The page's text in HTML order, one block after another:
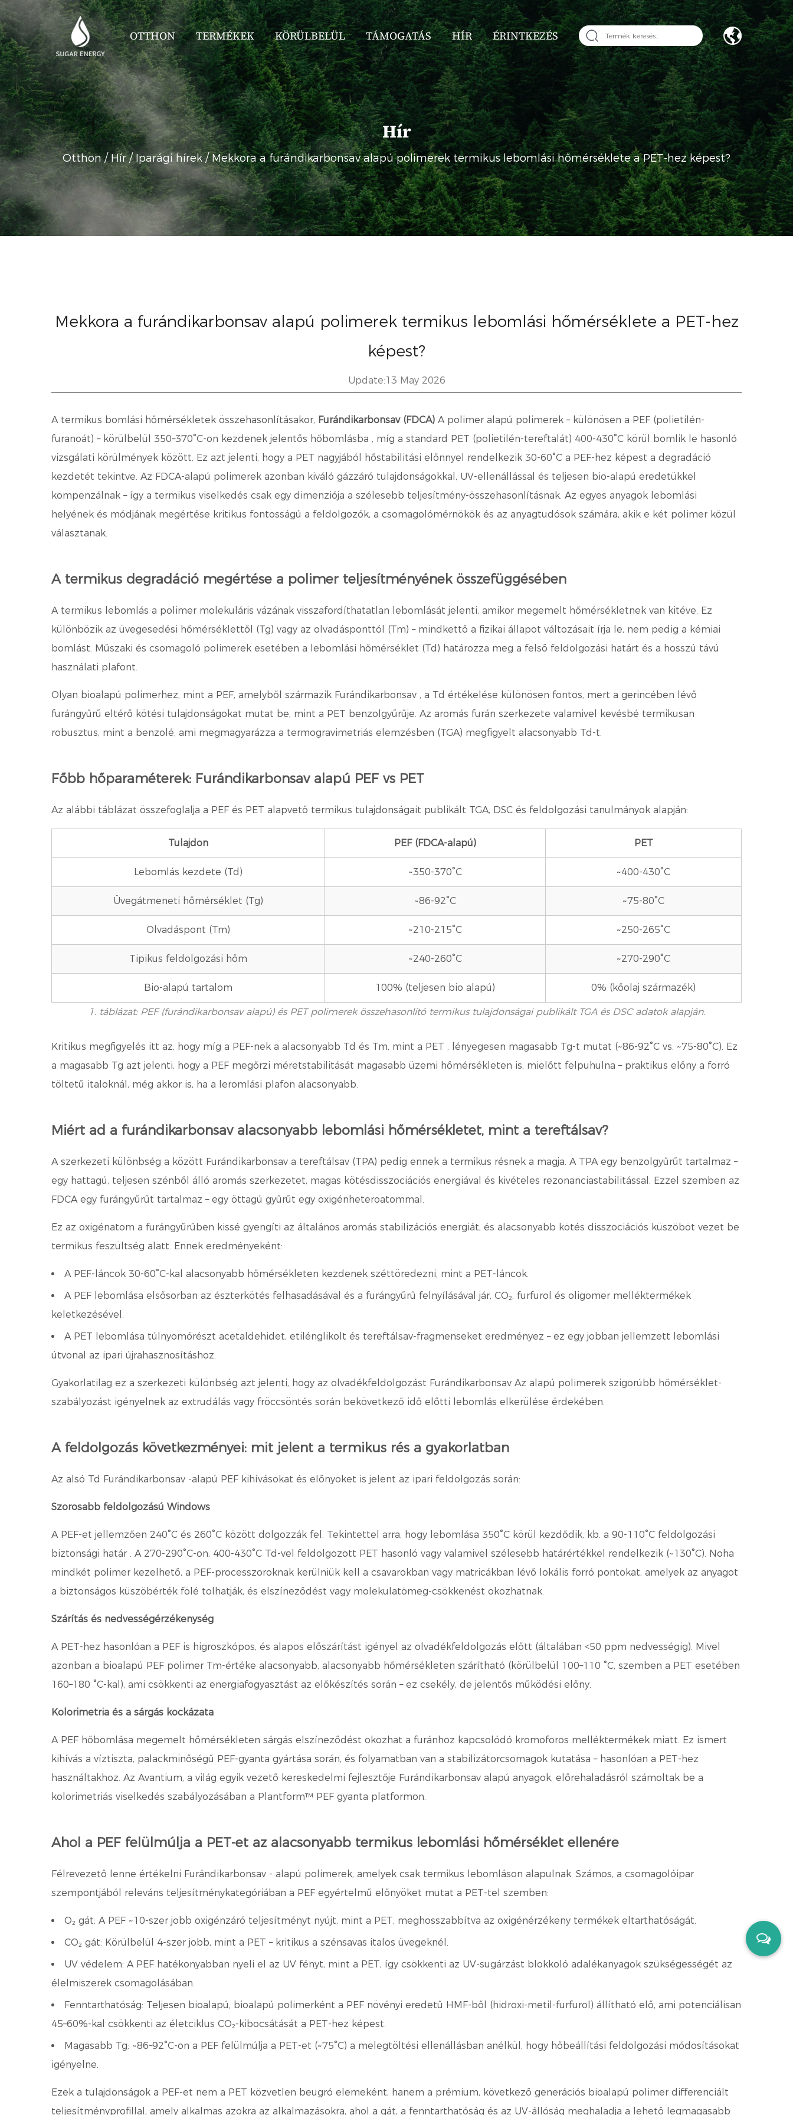
OTTHON TERMÉKEK KÖRÜLBELÜL TÁMOGATÁS HÍR ÉRINTKEZÉS
Hír
Otthon/Hír/Iparági hírek/Mekkora a furándikarbonsav alapú polimerek termikus lebomlási hőmérséklete a PET-hez képest?
Mekkora a furándikarbonsav alapú polimerek termikus lebomlási hőmérséklete a PET-hez
képest?
Update:13 May 2026
A termikus bomlási hőmérsékletek összehasonlításakor, Furándikarbonsav (FDCA) A polimer alapú polimerek – különösen a PEF (polietilén-
furanoát) – körülbelül 350–370°C-on kezdenek jelentős hőbomlásba , míg a standard PET (polietilén-tereftalát) 400-430°C körül bomlik le hasonló
vizsgálati körülmények között. Ez azt jelenti, hogy a PET nagyjából hőstabilitási előnnyel rendelkezik 30-60°C a PEF-hez képest a degradáció
kezdetét tekintve. Az FDCA-alapú polimerek azonban kiváló gázzáró tulajdonságokkal, UV-ellenállással és teljesen bio-alapú eredetükkel
kompenzálnak – így a termikus viselkedés csak egy dimenziója a szélesebb teljesítmény-összehasonlításnak. Az egyes anyagok lebomlási
helyének és módjának megértése kritikus fontosságú a feldolgozók, a csomagolómérnökök és az anyagtudósok számára, akik e két polimer közül
választanak.
A termikus degradáció megértése a polimer teljesítményének összefüggésében
A termikus lebomlás a polimer molekuláris vázának visszafordíthatatlan lebomlását jelenti, amikor megemelt hőmérsékletnek van kitéve. Ez
különbözik az üvegesedési hőmérséklettől (Tg) vagy az olvadásponttól (Tm) – mindkettő a fizikai állapot változásait írja le, nem pedig a kémiai
bomlást. Műszaki és csomagoló polimerek esetében a lebomlási hőmérséklet (Td) határozza meg a felső feldolgozási határt és a hosszú távú
használati plafont.
Olyan bioalapú polimerhez, mint a PEF, amelyből származik Furándikarbonsav , a Td értékelése különösen fontos, mert a gerincében lévő
furángyűrű eltérő kötési tulajdonságokat mutat be, mint a PET benzolgyűrűje. Az aromás furán szerkezete valamivel kevésbé termikusan
robusztus, mint a benzolé, ami megmagyarázza a termogravimetriás elemzésben (TGA) megfigyelt alacsonyabb Td-t.
Főbb hőparaméterek: Furándikarbonsav alapú PEF vs PET
Az alábbi táblázat összefoglalja a PEF és PET alapvető termikus tulajdonságait publikált TGA, DSC és feldolgozási tanulmányok alapján:
Tulajdon PEF (FDCA-alapú) PET
Lebomlás kezdete (Td) ~350-370°C ~400-430°C
Üvegátmeneti hőmérséklet (Tg) ~86-92°C ~75-80°C
Olvadáspont (Tm) ~210-215°C ~250-265°C
Tipikus feldolgozási hőm ~240-260°C ~270-290°C
Bio-alapú tartalom 100% (teljesen bio alapú) 0% (kőolaj származék)
1. táblázat: PEF (furándikarbonsav alapú) és PET polimerek összehasonlító termikus tulajdonságai publikált TGA és DSC adatok alapján.
Kritikus megfigyelés itt az, hogy míg a PEF-nek a alacsonyabb Td és Tm, mint a PET , lényegesen magasabb Tg-t mutat (~86-92°C vs. ~75-80°C). Ez
a magasabb Tg azt jelenti, hogy a PEF megőrzi méretstabilitását magasabb üzemi hőmérsékleten is, mielőtt felpuhulna – praktikus előny a forró
töltetű italoknál, még akkor is, ha a leromlási plafon alacsonyabb.
Miért ad a furándikarbonsav alacsonyabb lebomlási hőmérsékletet, mint a tereftálsav?
A szerkezeti különbség a között Furándikarbonsav a tereftálsav (TPA) pedig ennek a termikus résnek a magja. A TPA egy benzolgyűrűt tartalmaz –
egy hattagú, teljesen szénből álló aromás szerkezetet, magas kötésdisszociációs energiával és kivételes rezonanciastabilitással. Ezzel szemben az
FDCA egy furángyűrűt tartalmaz – egy öttagú gyűrűt egy oxigénheteroatommal.
Ez az oxigénatom a furángyűrűben kissé gyengíti az általános aromás stabilizációs energiát, és alacsonyabb kötés disszociációs küszöböt vezet be
termikus feszültség alatt. Ennek eredményeként:
A PEF-láncok 30-60°C-kal alacsonyabb hőmérsékleten kezdenek széttöredezni, mint a PET-láncok.
A PEF lebomlása elsősorban az észterkötés felhasadásával és a furángyűrű felnyílásával jár, CO₂, furfurol és oligomer melléktermékek
keletkezésével.
A PET lebomlása túlnyomórészt acetaldehidet, etilénglikolt és tereftálsav-fragmenseket eredményez – ez egy jobban jellemzett lebomlási
útvonal az ipari újrahasznosításhoz.
Gyakorlatilag ez a szerkezeti különbség azt jelenti, hogy az olvadékfeldolgozást Furándikarbonsav Az alapú polimerek szigorúbb hőmérséklet-
szabályozást igényelnek az extrudálás vagy fröccsöntés során bekövetkező idő előtti lebomlás elkerülése érdekében.
A feldolgozás következményei: mit jelent a termikus rés a gyakorlatban
Az alsó Td Furándikarbonsav -alapú PEF kihívásokat és előnyöket is jelent az ipari feldolgozás során:
Szorosabb feldolgozású Windows
A PEF-et jellemzően 240°C és 260°C között dolgozzák fel. Tekintettel arra, hogy lebomlása 350°C körül kezdődik, kb. a 90-110°C feldolgozási
biztonsági határ . A 270-290°C-on, 400-430°C Td-vel feldolgozott PET hasonló vagy valamivel szélesebb határértékkel rendelkezik (~130°C). Noha
mindkét polimer kezelhető, a PEF-processzoroknak kerülniük kell a csavarokban vagy matricákban lévő lokális forró pontokat, amelyek az anyagot
a biztonságos küszöbérték fölé tolhatják, és elszíneződést vagy molekulatömeg-csökkenést okozhatnak.
Szárítás és nedvességérzékenység
A PET-hez hasonlóan a PEF is higroszkópos, és alapos előszárítást igényel az olvadékfeldolgozás előtt (általában <50 ppm nedvességig). Mivel
azonban a bioalapú PEF polimer Tm-értéke alacsonyabb, alacsonyabb hőmérsékleten szárítható (körülbelül 100–110 °C, szemben a PET esetében
160–180 °C-kal), ami csökkenti az energiafogyasztást az előkészítés során – ez csekély, de jelentős működési előny.
Kolorimetria és a sárgás kockázata
A PEF hőbomlása megemelt hőmérsékleten sárgás elszíneződést okozhat a furánhoz kapcsolódó kromoforos melléktermékek miatt. Ez ismert
kihívás a víztiszta, palackminőségű PEF-gyanta gyártása során, és folyamatban van a stabilizátorcsomagok kutatása – hasonlóan a PET-hez
használtakhoz. Az Avantium, a világ egyik vezető kereskedelmi fejlesztője Furándikarbonsav alapú anyagok, előrehaladásról számoltak be a
kolorimetriás viselkedés szabályozásában a Plantform™ PEF gyanta platformon.
Ahol a PEF felülmúlja a PET-et az alacsonyabb termikus lebomlási hőmérséklet ellenére
Félrevezető lenne értékelni Furándikarbonsav - alapú polimerek, amelyek csak termikus lebomláson alapulnak. Számos, a csomagolóipar
szempontjából releváns teljesítménykategóriában a PEF egyértelmű előnyöket mutat a PET-tel szemben:
O₂ gát: A PEF ~10-szer jobb oxigénzáró teljesítményt nyújt, mint a PET, meghosszabbítva az oxigénérzékeny termékek eltarthatóságát.
CO₂ gát: Körülbelül 4-szer jobb, mint a PET – kritikus a szénsavas italos üvegeknél.
UV védelem: A PEF hatékonyabban nyeli el az UV fényt, mint a PET, így csökkenti az UV-sugárzást blokkoló adalékanyagok szükségességét az
élelmiszerek csomagolásában.
Fenntarthatóság: Teljesen bioalapú, bioalapú polimerként a PEF növényi eredetű HMF-ből (hidroxi-metil-furfurol) állítható elő, ami potenciálisan
45–60%-kal csökkenti az életciklus CO₂-kibocsátását a PET-hez képest.
Magasabb Tg: ~86–92°C-on a PEF felülmúlja a PET-et (~75°C) a melegtöltési ellenállásban anélkül, hogy hőbeállítási feldolgozási módosításokat
igényelne.
Ezek a tulajdonságok a PEF-et nem a PET közvetlen beugró elemeként, hanem a prémium, következő generációs bioalapú polimer differenciált
teljesítményprofillal, amely alkalmas azokra az alkalmazásokra, ahol a gát, a fenntarthatóság és az UV-állóság meghaladja a lehető legmagasabb